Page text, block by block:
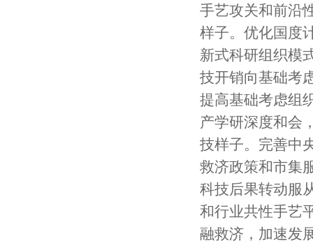
手艺攻关和前沿
样子。优化国度
新式科研组织模
技开销向基础考
提高基础考虑组
产学研深度和会
技样子。完善中
救济政策和市集
科技后果转动服
和行业共性手艺
融救济，加速发